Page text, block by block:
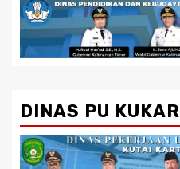
DINAS PU KUKAR